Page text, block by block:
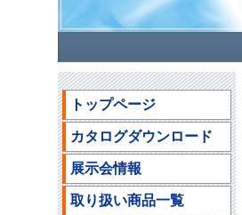
トップページ
カタログダウンロード
展示会情報
取り扱い商品一覧